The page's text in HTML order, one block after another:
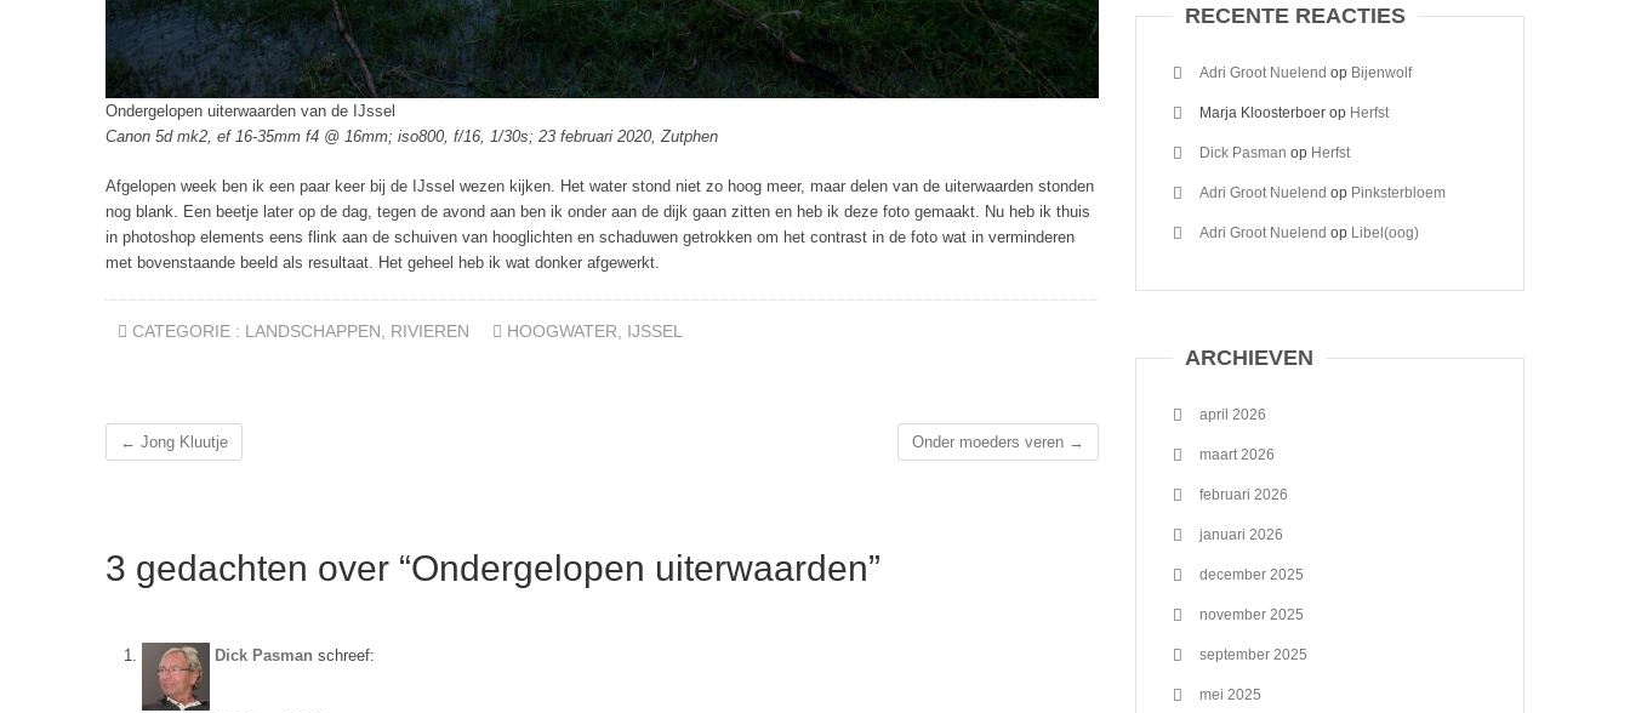
Ondergelopen uiterwaarden van de IJssel
Canon 5d mk2, ef 16-35mm f4 @ 16mm; iso800, f/16, 1/30s; 23 februari 2020, Zutphen
Afgelopen week ben ik een paar keer bij de IJssel wezen kijken. Het water stond niet zo hoog meer, maar delen van de uiterwaarden stonden
nog blank. Een beetje later op de dag, tegen de avond aan ben ik onder aan de dijk gaan zitten en heb ik deze foto gemaakt. Nu heb ik thuis
in photoshop elements eens flink aan de schuiven van hooglichten en schaduwen getrokken om het contrast in de foto wat in verminderen
met bovenstaande beeld als resultaat. Het geheel heb ik wat donker afgewerkt.
CATEGORIE : LANDSCHAPPEN RIVIEREN HOOGWATER IJSSEL
← Jong Kluutje Onder moeders veren →
3 gedachten over “Ondergelopen uiterwaarden”
Dick Pasman schreef:
RECENTE REACTIES
Adri Groot Nuelend op Bijenwolf
Marja Kloosterboer op Herfst
Dick Pasman op Herfst
Adri Groot Nuelend op Pinksterbloem
Adri Groot Nuelend op Libel(oog)
ARCHIEVEN
april 2026
maart 2026
februari 2026
januari 2026
december 2025
november 2025
september 2025
mei 2025